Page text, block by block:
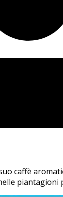
caffè
piantagioni